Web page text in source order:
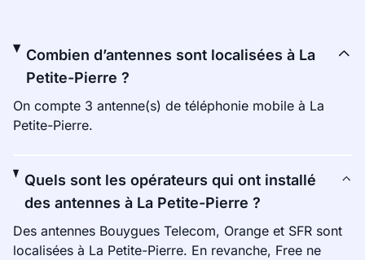
Combien d’antennes sont localisées à La
Petite-Pierre ?
On compte 3 antenne(s) de téléphonie mobile à La
Petite-Pierre.
Quels sont les opérateurs qui ont installé
des antennes à La Petite-Pierre ?
Des antennes Bouygues Telecom, Orange et SFR sont
localisées à La Petite-Pierre. En revanche, Free ne